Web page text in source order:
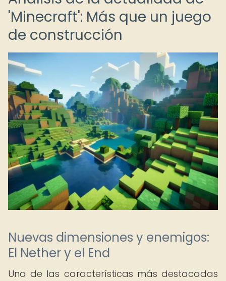
'Minecraft': Más que un juego
de construcción
Nuevas dimensiones y enemigos:
El Nether y el End
Una de las características más destacadas